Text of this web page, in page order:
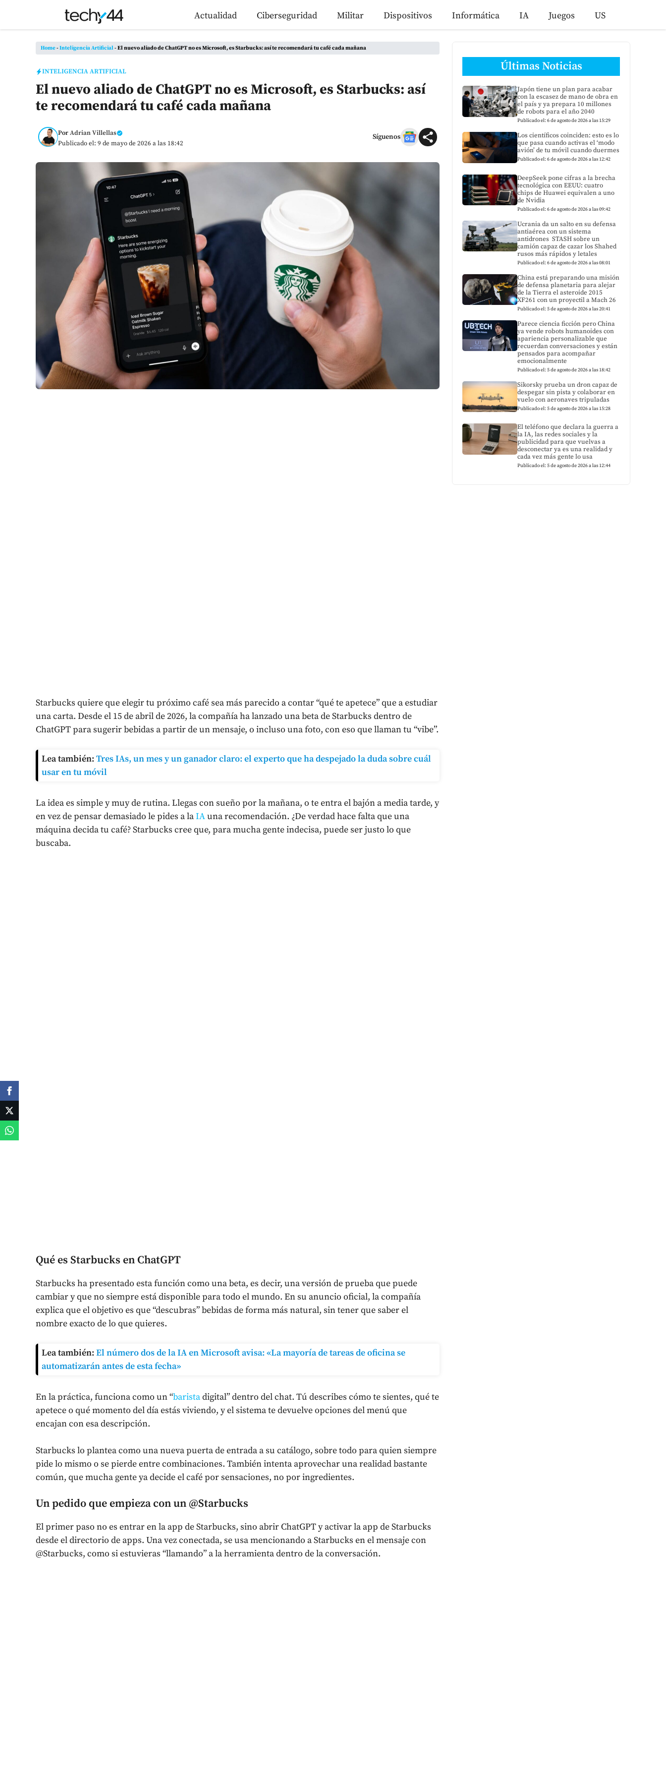
Actualidad Ciberseguridad Militar Dispositivos Informática IA Juegos US
Home-Inteligencia Artificial-El nuevo aliado de ChatGPT no es Microsoft, es Starbucks: así te recomendará tu café cada mañana
INTELIGENCIA ARTIFICIAL
El nuevo aliado de ChatGPT no es Microsoft, es Starbucks: así
te recomendará tu café cada mañana
PorAdrian Villellas
Publicado el: 9 de mayo de 2026 a las 18:42
Síguenos
Starbucks quiere que elegir tu próximo café sea más parecido a contar “qué te apetece” que a estudiar
una carta. Desde el 15 de abril de 2026, la compañía ha lanzado una beta de Starbucks dentro de
ChatGPT para sugerir bebidas a partir de un mensaje, o incluso una foto, con eso que llaman tu “vibe”.
Lea también: Tres IAs, un mes y un ganador claro: el experto que ha despejado la duda sobre cuál
usar en tu móvil
La idea es simple y muy de rutina. Llegas con sueño por la mañana, o te entra el bajón a media tarde, y
en vez de pensar demasiado le pides a laIAuna recomendación. ¿De verdad hace falta que una
máquina decida tu café? Starbucks cree que, para mucha gente indecisa, puede ser justo lo que
buscaba.
Qué es Starbucks en ChatGPT
Starbucks ha presentado esta función como una beta, es decir, una versión de prueba que puede
cambiar y que no siempre está disponible para todo el mundo. En su anuncio oficial, la compañía
explica que el objetivo es que “descubras” bebidas de forma más natural, sin tener que saber el
nombre exacto de lo que quieres.
Lea también: El número dos de la IA en Microsoft avisa: «La mayoría de tareas de oficina se
automatizarán antes de esta fecha»
En la práctica, funciona como un “baristadigital” dentro del chat. Tú describes cómo te sientes, qué te
apetece o qué momento del día estás viviendo, y el sistema te devuelve opciones del menú que
encajan con esa descripción.
Starbucks lo plantea como una nueva puerta de entrada a su catálogo, sobre todo para quien siempre
pide lo mismo o se pierde entre combinaciones. También intenta aprovechar una realidad bastante
común, que mucha gente ya decide el café por sensaciones, no por ingredientes.
Un pedido que empieza con un @Starbucks
El primer paso no es entrar en la app de Starbucks, sino abrir ChatGPT y activar la app de Starbucks
desde el directorio de apps. Una vez conectada, se usa mencionando a Starbucks en el mensaje con
@Starbucks, como si estuvieras “llamando” a la herramienta dentro de la conversación.
Últimas Noticias
Japón tiene un plan para acabar
con la escasez de mano de obra en
el país y ya prepara 10 millones
de robots para el año 2040
Publicado el: 6 de agosto de 2026 a las 15:29
Los científicos coinciden: esto es lo
que pasa cuando activas el ‘modo
avión’ de tu móvil cuando duermes
Publicado el: 6 de agosto de 2026 a las 12:42
DeepSeek pone cifras a la brecha
tecnológica con EEUU: cuatro
chips de Huawei equivalen a uno
de Nvidia
Publicado el: 6 de agosto de 2026 a las 09:42
Ucrania da un salto en su defensa
antiaérea con un sistema
antidrones STASH sobre un
camión capaz de cazar los Shahed
rusos más rápidos y letales
Publicado el: 6 de agosto de 2026 a las 08:01
China está preparando una misión
de defensa planetaria para alejar
de la Tierra el asteroide 2015
XF261 con un proyectil a Mach 26
Publicado el: 5 de agosto de 2026 a las 20:41
Parece ciencia ficción pero China
ya vende robots humanoides con
apariencia personalizable que
recuerdan conversaciones y están
pensados para acompañar
emocionalmente
Publicado el: 5 de agosto de 2026 a las 18:42
Sikorsky prueba un dron capaz de
despegar sin pista y colaborar en
vuelo con aeronaves tripuladas
Publicado el: 5 de agosto de 2026 a las 15:28
El teléfono que declara la guerra a
la IA, las redes sociales y la
publicidad para que vuelvas a
desconectar ya es una realidad y
cada vez más gente lo usa
Publicado el: 5 de agosto de 2026 a las 12:44